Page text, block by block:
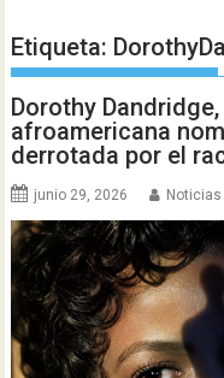
Etiqueta:
Dorothy
afroamericana
derrotada por el
junio 29, 2026